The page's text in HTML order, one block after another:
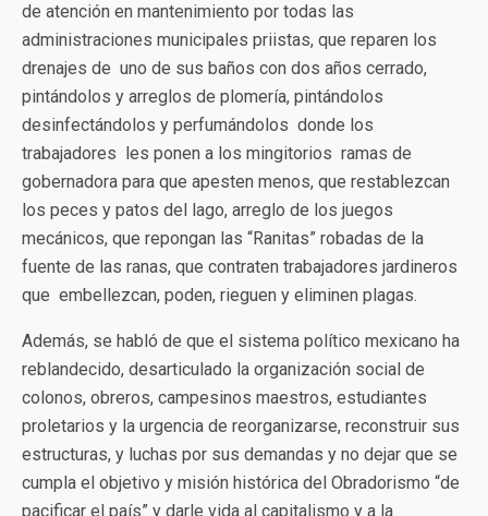
de atención en mantenimiento por todas las
administraciones municipales priistas, que reparen los
drenajes de uno de sus baños con dos años cerrado,
pintándolos y arreglos de plomería, pintándolos
desinfectándolos y perfumándolos donde los
trabajadores les ponen a los mingitorios ramas de
gobernadora para que apesten menos, que restablezcan
los peces y patos del lago, arreglo de los juegos
mecánicos, que repongan las “Ranitas” robadas de la
fuente de las ranas, que contraten trabajadores jardineros
que embellezcan, poden, rieguen y eliminen plagas.
Además, se habló de que el sistema político mexicano ha
reblandecido, desarticulado la organización social de
colonos, obreros, campesinos maestros, estudiantes
proletarios y la urgencia de reorganizarse, reconstruir sus
estructuras, y luchas por sus demandas y no dejar que se
cumpla el objetivo y misión histórica del Obradorismo “de
pacificar el país” y darle vida al capitalismo y a la